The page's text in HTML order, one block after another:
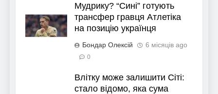
Мудрику? “Сині” готують
трансфер гравця Атлетіка
на позицію українця
Бондар Олексій 6 місяців ago
0
Влітку може залишити Сіті:
стало відомо, яка сума